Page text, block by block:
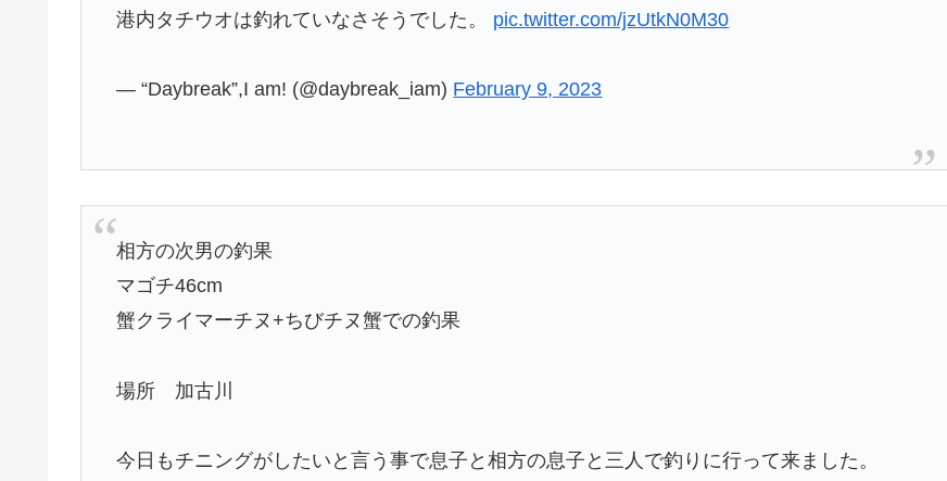
港内タチウオは釣れていなさそうでした。 pic.twitter.com/jzUtkN0M30
— “Daybreak”,I am! (@daybreak_iam) February 9, 2023
相方の次男の釣果
マゴチ46cm
蟹クライマーチヌ+ちびチヌ蟹での釣果
場所 加古川
今日もチニングがしたいと言う事で息子と相方の息子と三人で釣りに行って来ました。